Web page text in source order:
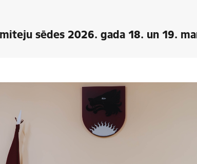
sēdes 2026. gada 18. un 19.